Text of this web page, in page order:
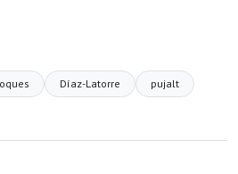
Díaz-Latorre pujalt